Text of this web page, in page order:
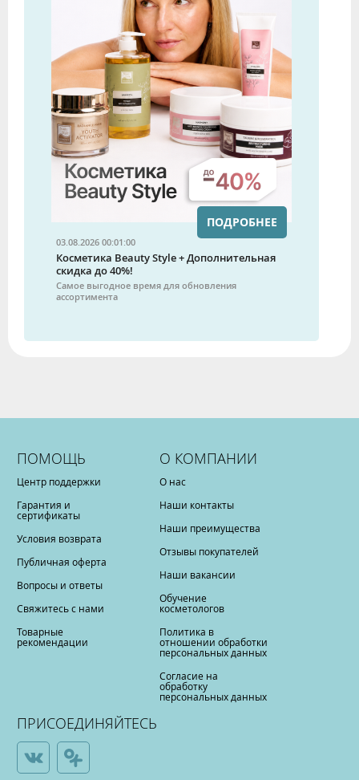
03.08.2026 00:01:00
Косметика Beauty Style + Дополнительная
скидка до 40%!
Самое выгодное время для обновления
ассортимента
ПОДРОБНЕЕ
ПОМОЩЬ
Центр поддержки
Гарантия и
сертификаты
Условия возврата
Публичная оферта
Вопросы и ответы
Свяжитесь с нами
Товарные
рекомендации
О КОМПАНИИ
О нас
Наши контакты
Наши преимущества
Отзывы покупателей
Наши вакансии
Обучение
косметологов
Политика в
отношении обработки
персональных данных
Согласие на
обработку
персональных данных
ПРИСОЕДИНЯЙТЕСЬ